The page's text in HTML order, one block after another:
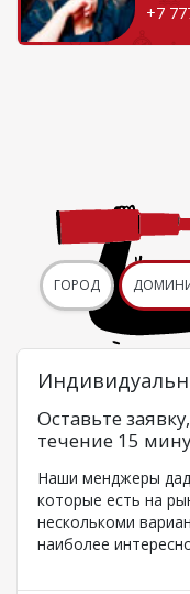
Оставьте
течение 15
Наши менджеры
которые есть на
несколькоми
наиболее
+7
ГОРОД